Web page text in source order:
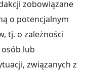
zobowiązane
o potencjalnym
tj. o zależności
lub
związanych z